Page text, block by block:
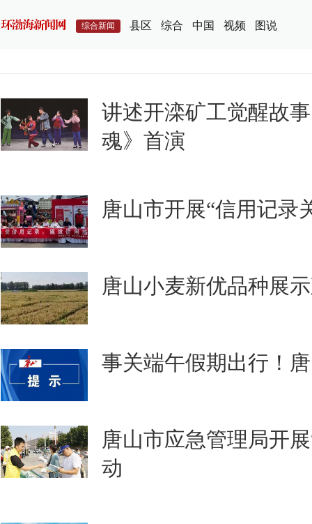
综合新闻 县区 综合 中国 视频 图说
讲述开滦矿工觉醒故
魂》首演
唐山市开展“信用记录
唐山小麦新优品种展
事关端午假期出行！
唐山市应急管理局开
动